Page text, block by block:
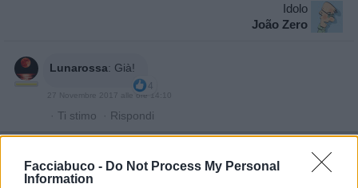
Facciabuco - Do Not Process My Personal
Information
Idolo
João Zero
Lunarossa: Già!
4
27 Novembre 2017 alle ore 14:10
· Ti stimo · Rispondi
Vaccata
JZero